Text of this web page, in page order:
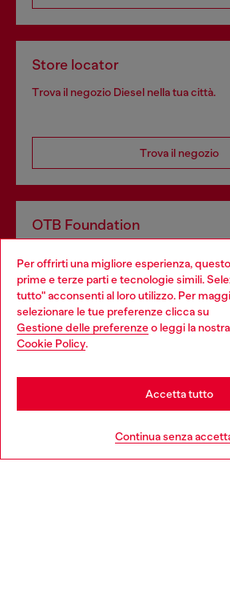
Per offrirti una migliore esperienza,
prime e terze parti e tecnologie simili.
tutto" acconsenti al loro utilizzo. Per
selezionare le tue preferenze clicca su
Gestione delle preferenzeo leggi la nostra
Cookie Policy.
Continua senza
Accetta tutto
Store locator
Trova il negozio Diesel nella tua città.
Trova il negozio
OTB Foundation
profit del gruppo OTB che sostiene
giovani, donne, inclusione ed
Choose your location
You are currently browsing Italia website,
be based in United States